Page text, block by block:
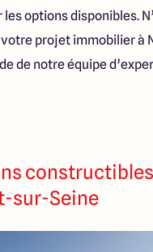
options disponibles.
projet immobilier à
de notre équipe
sur-Seine